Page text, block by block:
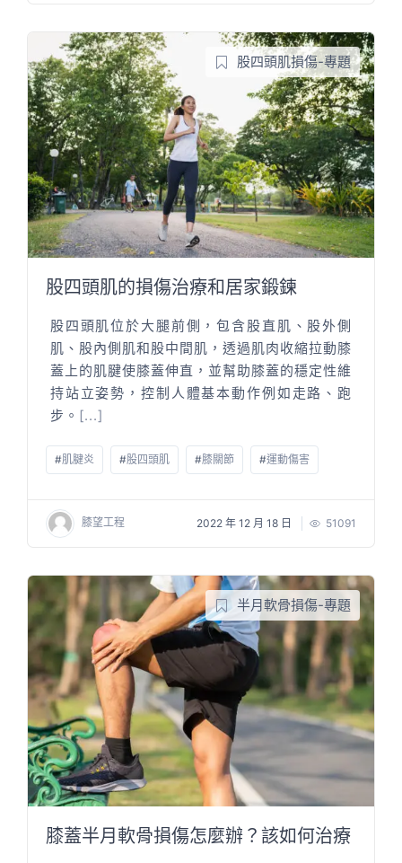
股四頭肌損傷-專題
股四頭肌的損傷治療和居家鍛鍊
股四頭肌位於大腿前側，包含股直肌、股外側
肌、股內側肌和股中間肌，透過肌肉收縮拉動膝
蓋上的肌腱使膝蓋伸直，並幫助膝蓋的穩定性維
持站立姿勢，控制人體基本動作例如走路、跑
步。 [...]
#肌腱炎 #股四頭肌 #膝關節 #運動傷害
膝望工程 2022 年 12 月 18 日 51091
半月軟骨損傷-專題
膝蓋半月軟骨損傷怎麼辦？該如何治療